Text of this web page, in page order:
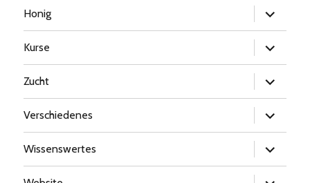
Honig
öffnen
Kurse
öffnen
Zucht
öffnen
Verschiedenes
öffnen
Wissenswertes
öffnen